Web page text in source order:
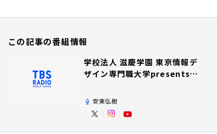
この記事の番組情報
学校法人 滋慶学園 東京情報デ
ザイン専門職大学presents夢
安東弘樹